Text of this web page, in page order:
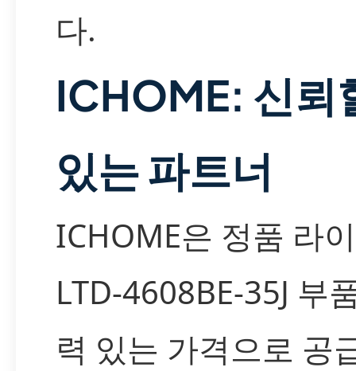
다.
ICHOME: 신뢰
있는 파트너
ICHOME은 정품 라
LTD-4608BE-35J 부
력 있는 가격으로 공